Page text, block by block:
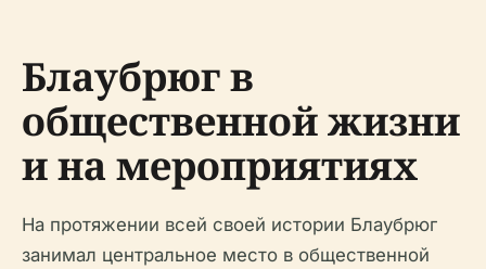
Блаубрюг в
общественной жизни
и на мероприятиях
На протяжении всей своей истории Блаубрюг
занимал центральное место в общественной